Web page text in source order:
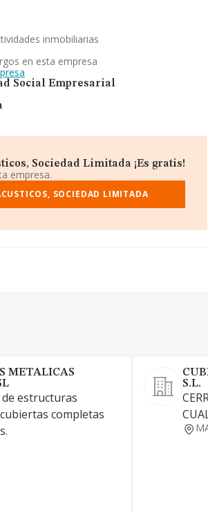
inmobiliarias
en esta empresa
Social Empresarial
Sociedad Limitada ¡Es gratis!
empresa.
SOCIEDAD LIMITADA
METALICAS
estructuras
completas
S.L.